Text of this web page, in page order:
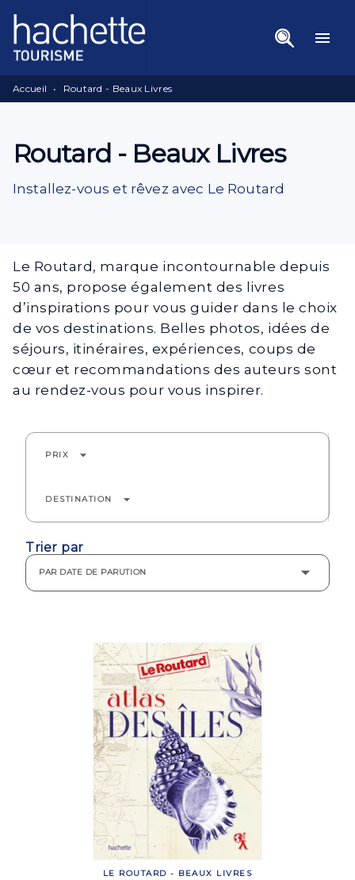
Menu Recherche
Pied De Page
menu
Accueil • Routard - Beaux Livres
Routard - Beaux Livres
Installez-vous et rêvez avec Le Routard
Le Routard, marque incontournable depuis
50 ans, propose également des livres
d’inspirations pour vous guider dans le choix
de vos destinations. Belles photos, idées de
séjours, itinéraires, expériences, coups de
cœur et recommandations des auteurs sont
au rendez-vous pour vous inspirer.
PRIX arrow_drop_down
DESTINATION arrow_drop_down
Trier par
PAR DATE DE PARUTION
LE ROUTARD - BEAUX LIVRES